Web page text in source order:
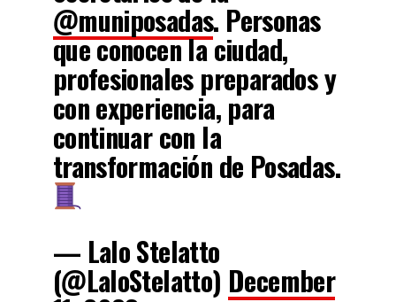
@muniposadas. Personas
que conocen la ciudad,
profesionales preparados y
con experiencia, para
continuar con la
transformación de Posadas.
— Lalo Stelatto
(@LaloStelatto) December